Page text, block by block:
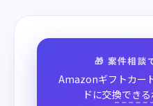
🎁 案件相談
Amazonギフトカー
ドに交換でき